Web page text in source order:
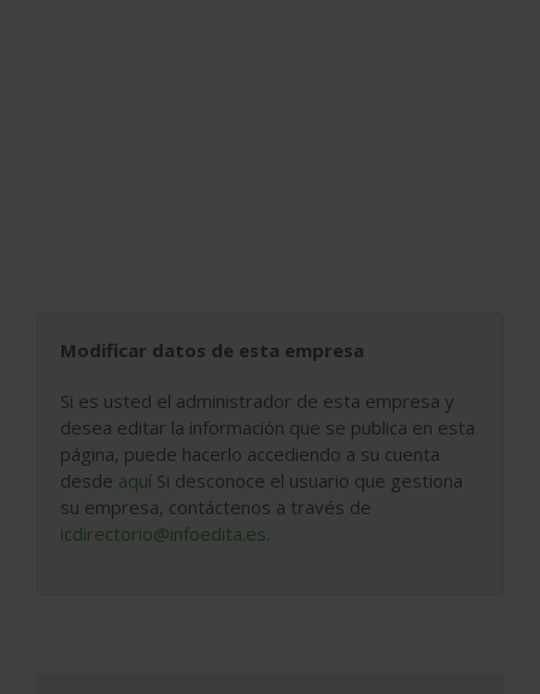
Modificar datos de esta empresa
Si es usted el administrador de esta empresa y
desea editar la información que se publica en esta
página, puede hacerlo accediendo a su cuenta
desde aquí Si desconoce el usuario que gestiona
su empresa, contáctenos a través de
icdirectorio@infoedita.es.